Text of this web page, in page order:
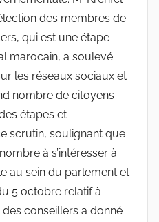
des membres de
qui est une étape
marocain, a soulevé
les réseaux sociaux et
nombre de citoyens
étapes et
scrutin, soulignant que
à s’intéresser à
au sein du parlement et
5 octobre relatif à
des conseillers a donné